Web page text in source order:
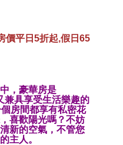
價平日5折起,假日65
，豪華房是
兼具享受生活樂趣的
房間都享有私密花
喜歡陽光嗎？不妨
新的空氣，不管您
主人。